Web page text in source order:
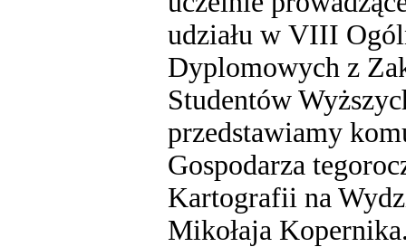
udziału w VIII
Dyplomowych z
Studentów
przedstawiamy
Gospodarza
Kartografii na
Mikołaja